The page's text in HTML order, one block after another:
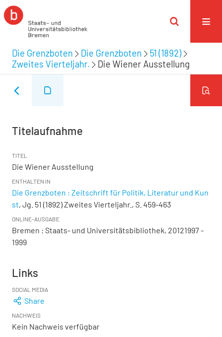
Die Grenzboten Die Grenzboten
51 (1892)
Zweites Vierteljahr.
Die Wiener Ausstellung
Titelaufnahme
TITEL
Die Wiener Ausstellung
ENTHALTEN IN
Die Grenzboten : Zeitschrift für Politik, Literatur und Kun
st, Jg. 51 (1892) Zweites Vierteljahr., S. 459-463
ONLINE-AUSGABE
Bremen : Staats- und Universitätsbibliothek, 20121997 -
1999
Links
SOCIAL MEDIA
Share
NACHWEIS
Kein Nachweis verfügbar